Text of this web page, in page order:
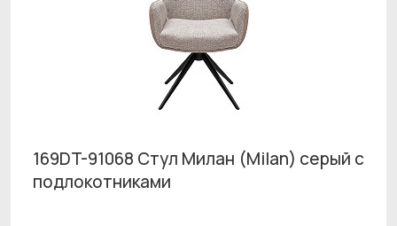
169DT-91068 Стул Милан (Milan) серый с
подлокотниками